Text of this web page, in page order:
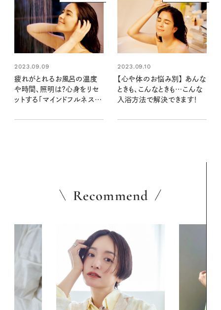
2023.09.09
疲れがとれるお風呂の温度
や時間、照明は？心身をリセ
ットする「マインドフルネス入
2023.09.10
【心や体のお悩み別】 あんな
ときも、こんなときも…こんな
入浴方法で解決できます！
Recommend